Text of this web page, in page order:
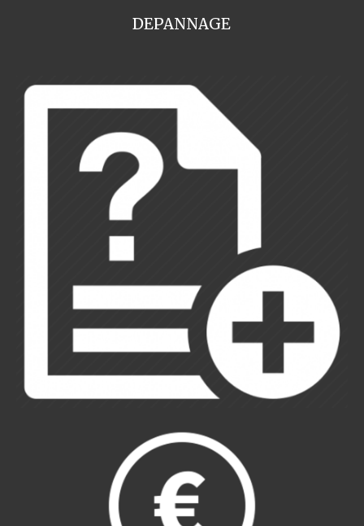
DEPANNAGE